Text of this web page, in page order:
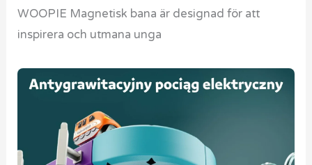
WOOPIE Magnetisk bana är designad för att
inspirera och utmana unga